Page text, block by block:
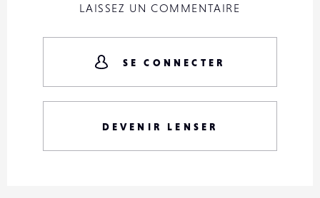
LAISSEZ UN COMMENTAIRE
SE CONNECTER
DEVENIR LENSER